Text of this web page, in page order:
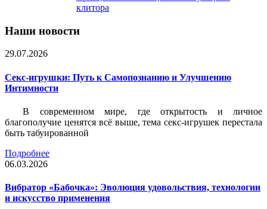
клитора
Наши новости
29.07.2026
Секс-игрушки: Путь к Самопознанию и Улучшению
Интимности
В современном мире, где открытость и личное
благополучие ценятся всё выше, тема секс-игрушек перестала
быть табуированной
Подробнее
06.03.2026
Вибратор «Бабочка»: Эволюция удовольствия, технологии
и искусство применения